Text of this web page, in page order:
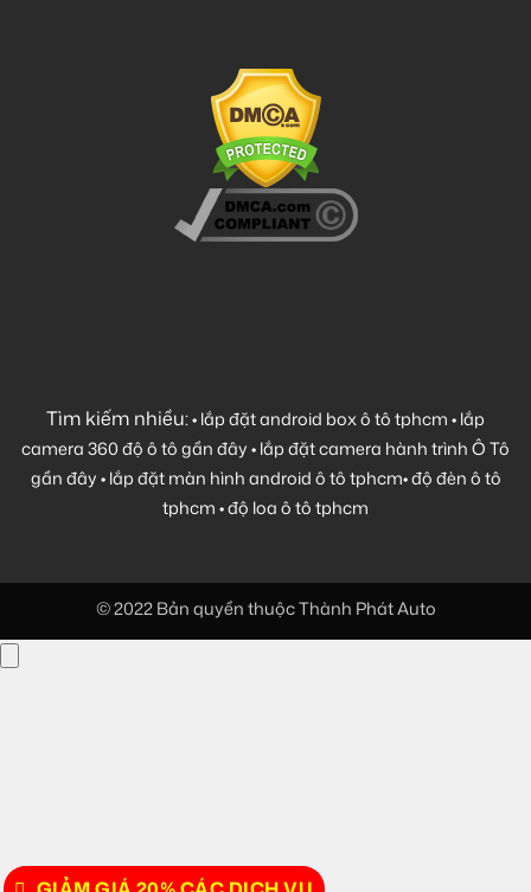
Tìm kiếm nhiều:•lắp đặt android box ô tô tphcm•lắp
camera 360 độ ô tô gần đây•lắp đặt camera hành trình Ô Tô
gần đây•lắp đặt màn hình android ô tô tphcm•độ đèn ô tô
tphcm•độ loa ô tô tphcm
© 2022 Bản quyền thuộc Thành Phát Auto